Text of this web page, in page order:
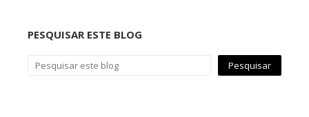
PESQUISAR ESTE BLOG